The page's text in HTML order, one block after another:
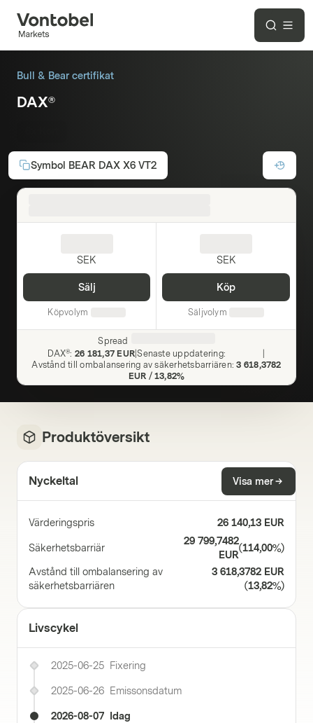
Bull & Bear certifikat
DAX®
Symbol BEAR DAX X6 VT2
SEK
Sälj
Köpvolym
SEK
Köp
Säljvolym
Spread
DAX®: 26 181,37 EUR |Senaste uppdatering:
Avstånd till ombalansering av säkerhetsbarriären: 3 618,3782
EUR / 13,82%
Produktöversikt
Nyckeltal Visa mer
Värderingspris 26 140,13 EUR
Säkerhetsbarriär
29 799,7482
EUR
(114,00%)
Avstånd till ombalansering av
säkerhetsbarriären
3 618,3782 EUR
(13,82%)
Livscykel
2025-06-25 Fixering
2025-06-26 Emissonsdatum
2026-08-07 Idag